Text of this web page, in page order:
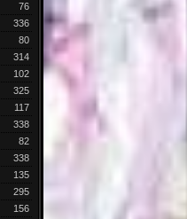
76
336
80
314
102
325
117
338
82
338
135
295
156